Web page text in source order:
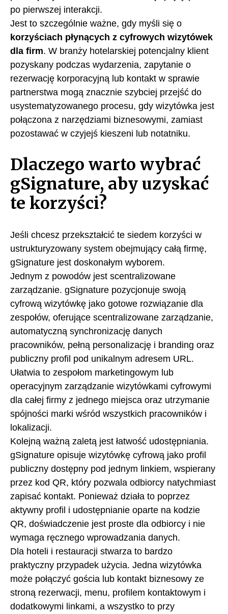
po pierwszej interakcji.
Jest to szczególnie ważne, gdy myśli się o
korzyściach płynących z cyfrowych wizytówek
dla firm. W branży hotelarskiej potencjalny klient
pozyskany podczas wydarzenia, zapytanie o
rezerwację korporacyjną lub kontakt w sprawie
partnerstwa mogą znacznie szybciej przejść do
usystematyzowanego procesu, gdy wizytówka jest
połączona z narzędziami biznesowymi, zamiast
pozostawać w czyjejś kieszeni lub notatniku.
Dlaczego warto wybrać
gSignature, aby uzyskać
te korzyści?
Jeśli chcesz przekształcić te siedem korzyści w
ustrukturyzowany system obejmujący całą firmę,
gSignature jest doskonałym wyborem.
Jednym z powodów jest scentralizowane
zarządzanie. gSignature pozycjonuje swoją
cyfrową wizytówkę jako gotowe rozwiązanie dla
zespołów, oferujące scentralizowane zarządzanie,
automatyczną synchronizację danych
pracowników, pełną personalizację i branding oraz
publiczny profil pod unikalnym adresem URL.
Ułatwia to zespołom marketingowym lub
operacyjnym zarządzanie wizytówkami cyfrowymi
dla całej firmy z jednego miejsca oraz utrzymanie
spójności marki wśród wszystkich pracowników i
lokalizacji.
Kolejną ważną zaletą jest łatwość udostępniania.
gSignature opisuje wizytówkę cyfrową jako profil
publiczny dostępny pod jednym linkiem, wspierany
przez kod QR, który pozwala odbiorcy natychmiast
zapisać kontakt. Ponieważ działa to poprzez
aktywny profil i udostępnianie oparte na kodzie
QR, doświadczenie jest proste dla odbiorcy i nie
wymaga ręcznego wprowadzania danych.
Dla hoteli i restauracji stwarza to bardzo
praktyczny przypadek użycia. Jedna wizytówka
może połączyć gościa lub kontakt biznesowy ze
stroną rezerwacji, menu, profilem kontaktowym i
dodatkowymi linkami, a wszystko to przy